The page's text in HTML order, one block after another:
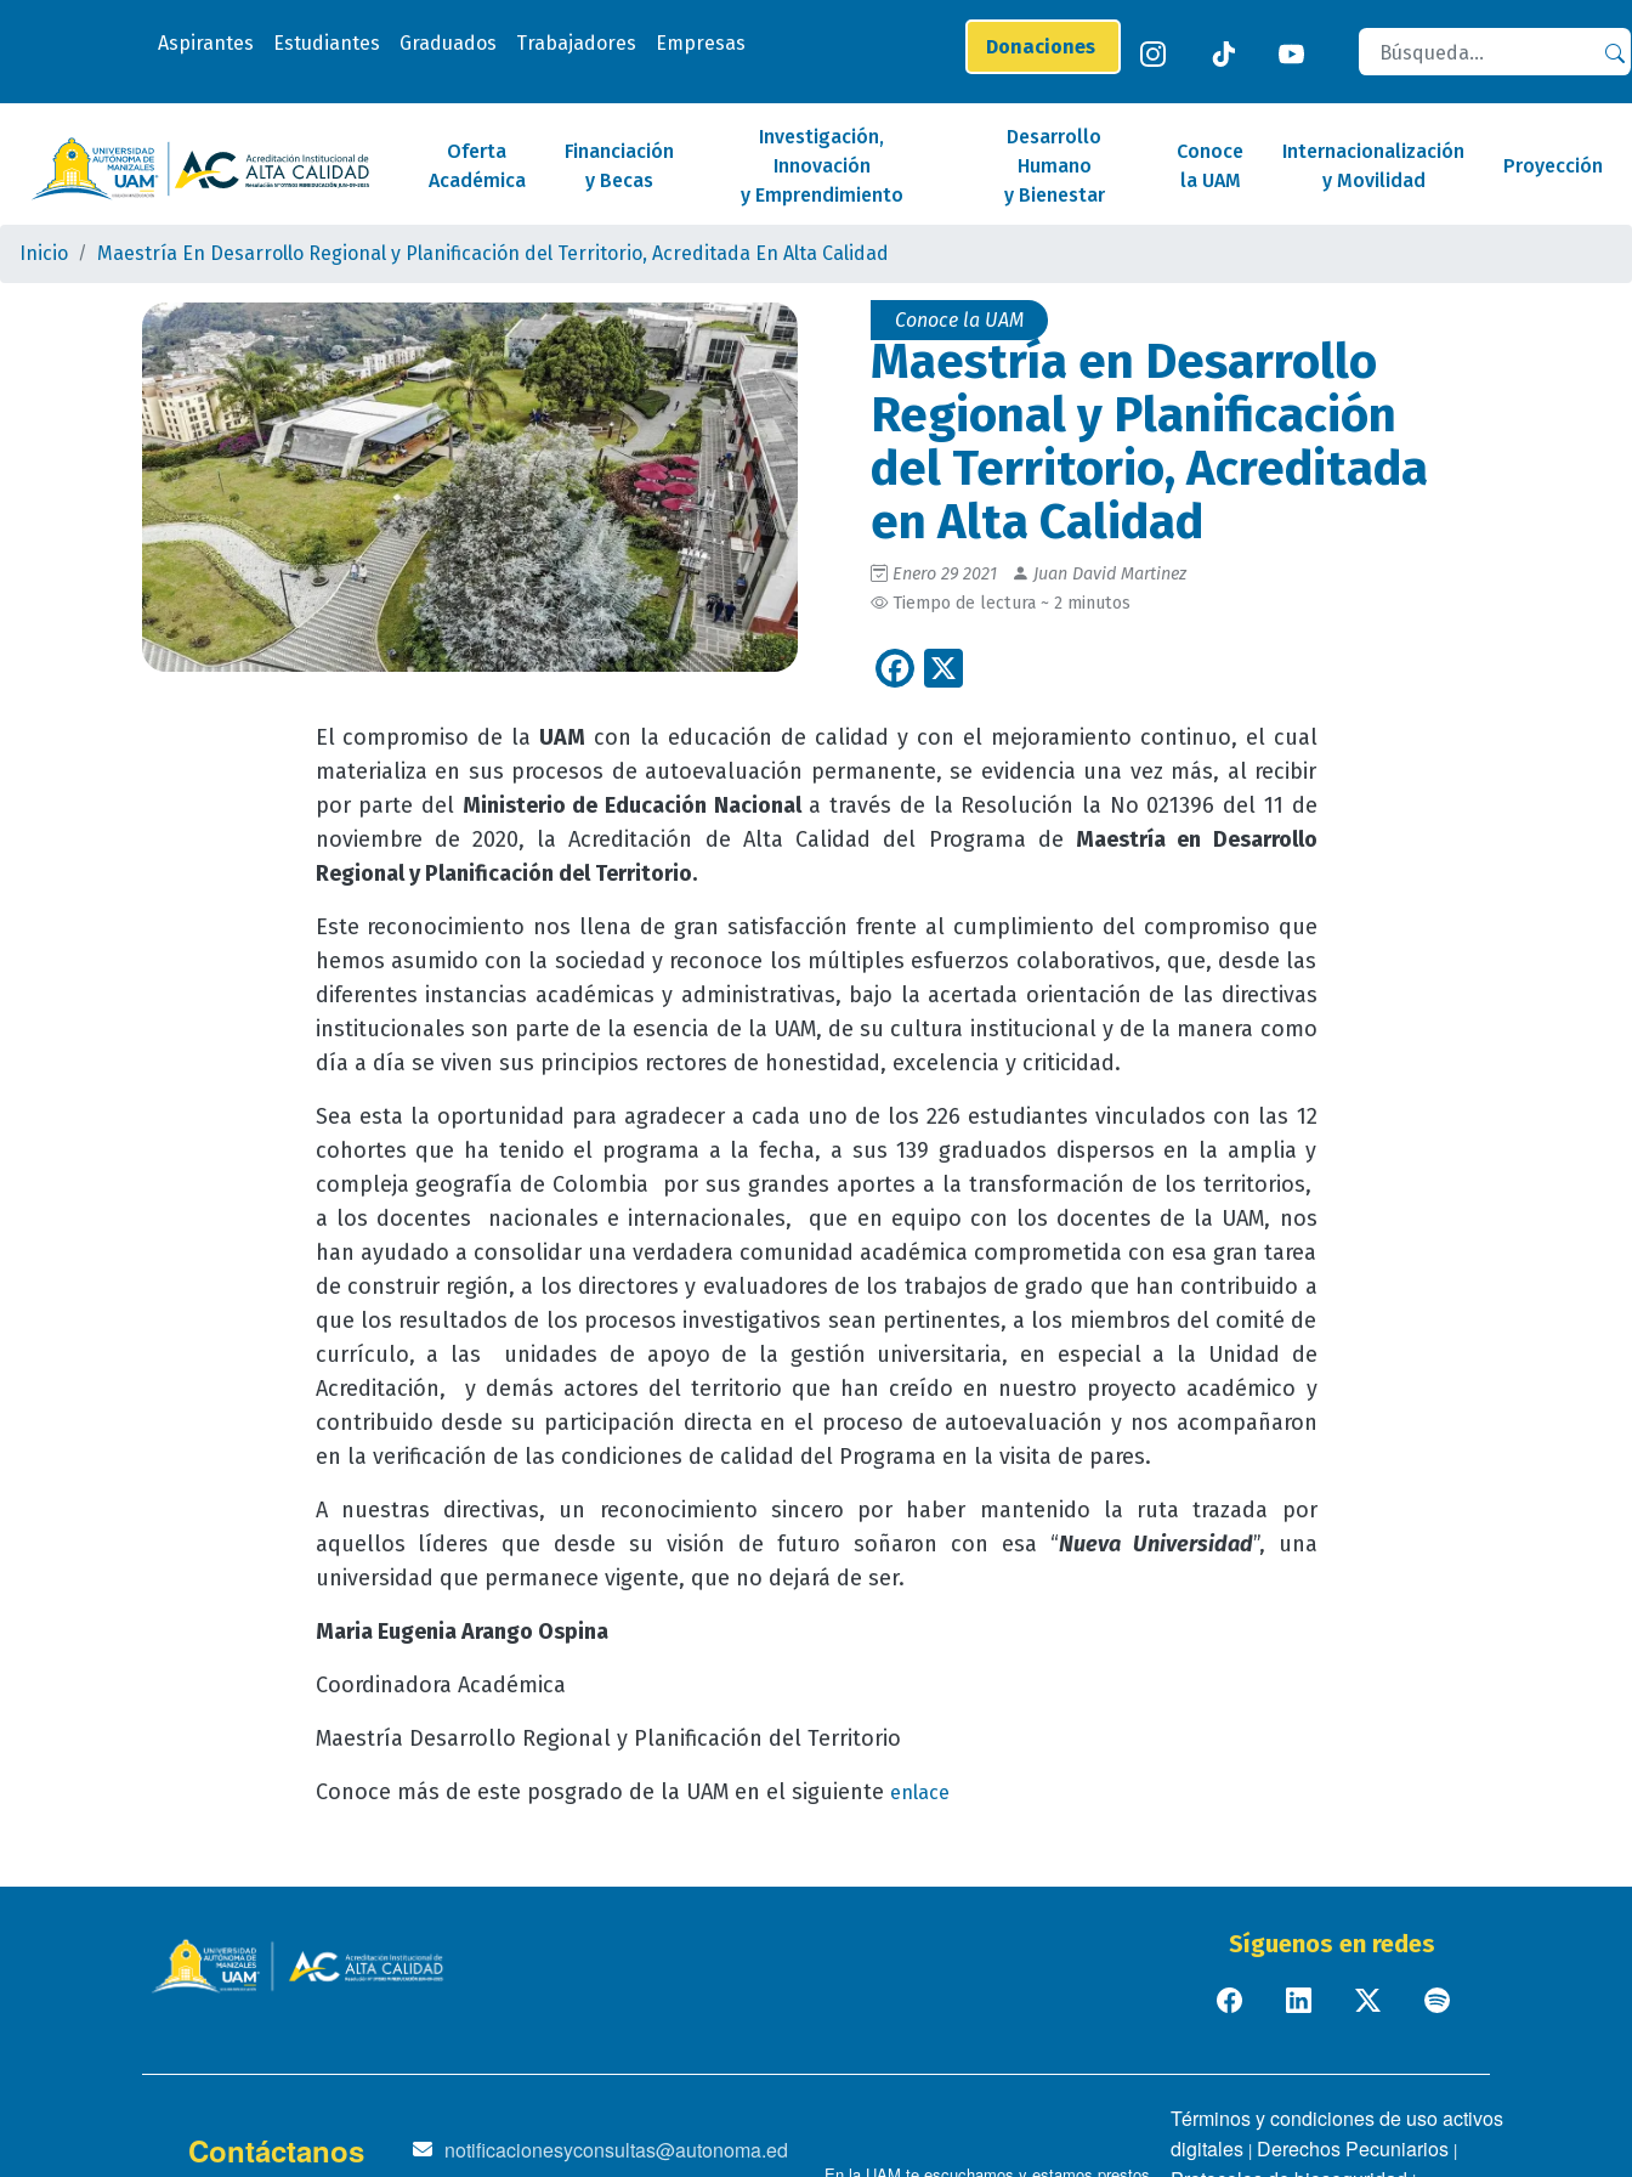
Aspirantes Estudiantes Graduados Trabajadores Empresas Donaciones
Buscar
Oferta
Académica
Financiación
y Becas
Investigación,
Innovación
y Emprendimiento
Desarrollo
Humano
y Bienestar
Conoce
la UAM
Internacionalización
y Movilidad
Proyección
Inicio Maestría En Desarrollo Regional y Planificación del Territorio, Acreditada En Alta Calidad
Conoce la UAM
Maestría en Desarrollo
Regional y Planificación
del Territorio, Acreditada
en Alta Calidad
Enero 29 2021
Juan David Martinez
Tiempo de lectura ~ 2 minutos
Facebook
El compromiso de la UAM con la educación de calidad y con el mejoramiento continuo, el cual
materializa en sus procesos de autoevaluación permanente, se evidencia una vez más, al recibir
por parte del Ministerio de Educación Nacionala través de la Resolución la No 021396 del 11 de
noviembre de 2020, la Acreditación de Alta Calidad del Programa de Maestría en Desarrollo
Regional y Planificación del Territorio.
Este reconocimiento nos llena de gran satisfacción frente al cumplimiento del compromiso que
hemos asumido con la sociedad y reconoce los múltiples esfuerzos colaborativos, que, desde las
diferentes instancias académicas y administrativas, bajo la acertada orientación de las directivas
institucionales son parte de la esencia de la UAM, de su cultura institucional y de la manera como
día a día se viven sus principios rectores de honestidad, excelencia y criticidad.
Sea esta la oportunidad para agradecer a cada uno de los 226 estudiantes vinculados con las 12
cohortes que ha tenido el programa a la fecha, a sus 139 graduados dispersos en la amplia y
compleja geografía de Colombia por sus grandes aportes a la transformación de los territorios,
a los docentes nacionales e internacionales, que en equipo con los docentes de la UAM, nos
han ayudado a consolidar una verdadera comunidad académica comprometida con esa gran tarea
de construir región, a los directores y evaluadores de los trabajos de grado que han contribuido a
que los resultados de los procesos investigativos sean pertinentes, a los miembros del comité de
currículo, a las unidades de apoyo de la gestión universitaria, en especial a la Unidad de
Acreditación, y demás actores del territorio que han creído en nuestro proyecto académico y
contribuido desde su participación directa en el proceso de autoevaluación y nos acompañaron
en la verificación de las condiciones de calidad del Programa en la visita de pares.
A nuestras directivas, un reconocimiento sincero por haber mantenido la ruta trazada por
aquellos líderes que desde su visión de futuro soñaron con esa “Nueva Universidad”, una
universidad que permanece vigente, que no dejará de ser.
Maria Eugenia Arango Ospina
Coordinadora Académica
Maestría Desarrollo Regional y Planificación del Territorio
Conoce más de este posgrado de la UAM en el siguiente enlace
Síguenos en redes
Contáctanos
notificacionesyconsultas@autonoma.ed
Términos y condiciones de uso activos
digitales | Derechos Pecuniarios |